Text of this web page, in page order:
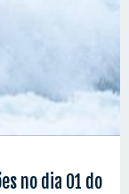
no dia 01 do